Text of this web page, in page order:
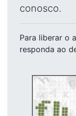
conosco.
Para liberar o
responda ao